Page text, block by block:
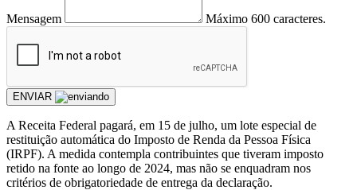
Mensagem Máximo 600 caracteres.
ENVIAR
A Receita Federal pagará, em 15 de julho, um lote especial de
restituição automática do Imposto de Renda da Pessoa Física
(IRPF). A medida contempla contribuintes que tiveram imposto
retido na fonte ao longo de 2024, mas não se enquadram nos
critérios de obrigatoriedade de entrega da declaração.